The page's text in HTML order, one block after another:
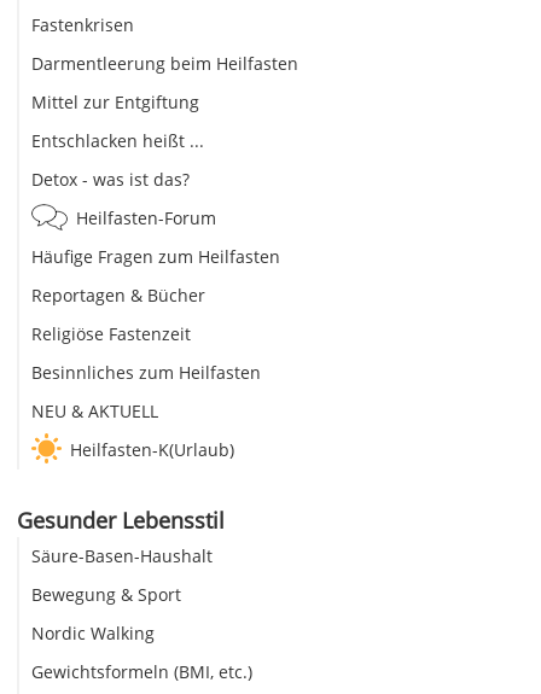
Fastenkrisen
Darmentleerung beim Heilfasten
Mittel zur Entgiftung
Entschlacken heißt ...
Detox - was ist das?
Heilfasten-Forum
Häufige Fragen zum Heilfasten
Reportagen & Bücher
Religiöse Fastenzeit
Besinnliches zum Heilfasten
NEU & AKTUELL
Heilfasten-K(Urlaub)
Gesunder Lebensstil
Säure-Basen-Haushalt
Bewegung & Sport
Nordic Walking
Gewichtsformeln (BMI, etc.)